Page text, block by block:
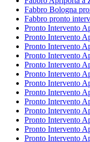
Fabbro Bologna
Fabbro pronto
Pronto Intervento
Pronto Intervento
Pronto Intervento
Pronto Intervento
Pronto Intervento
Pronto Intervento
Pronto Intervento
Pronto Intervento
Pronto Intervento
Pronto Intervento
Pronto Intervento
Pronto Intervento
Pronto Intervento